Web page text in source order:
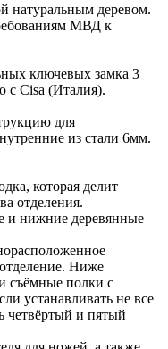
натуральным деревом.
МВД к
ключевых замка 3
с Cisa (Италия).
для
из стали 6мм.
которая делит
отделения.
и нижние деревянные
Ниже
съёмные полки с
устанавливать не все
четвёртый и пятый